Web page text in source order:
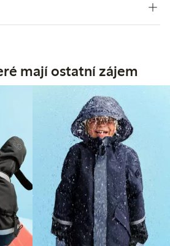
mají ostatní zájem